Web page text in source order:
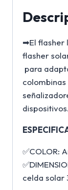
➡El flasher
flasher
para
dispositivos.
✅COLOR:
celda solar